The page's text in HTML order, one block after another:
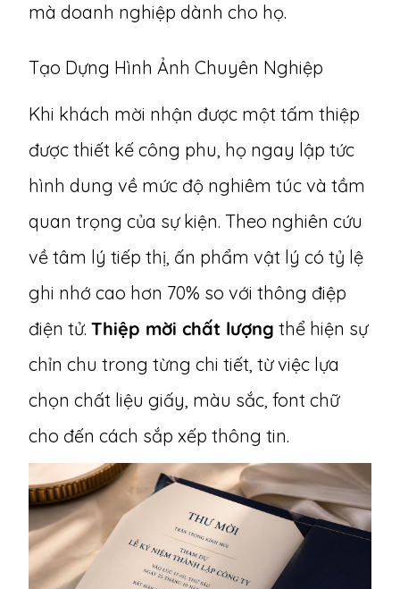
mà doanh nghiệp dành cho họ.
Tạo Dựng Hình Ảnh Chuyên Nghiệp
Khi khách mời nhận được một tấm thiệp
được thiết kế công phu, họ ngay lập tức
hình dung về mức độ nghiêm túc và tầm
quan trọng của sự kiện. Theo nghiên cứu
về tâm lý tiếp thị, ấn phẩm vật lý có tỷ lệ
ghi nhớ cao hơn 70% so với thông điệp
điện tử. Thiệp mời chất lượng thể hiện sự
chỉn chu trong từng chi tiết, từ việc lựa
chọn chất liệu giấy, màu sắc, font chữ
cho đến cách sắp xếp thông tin.